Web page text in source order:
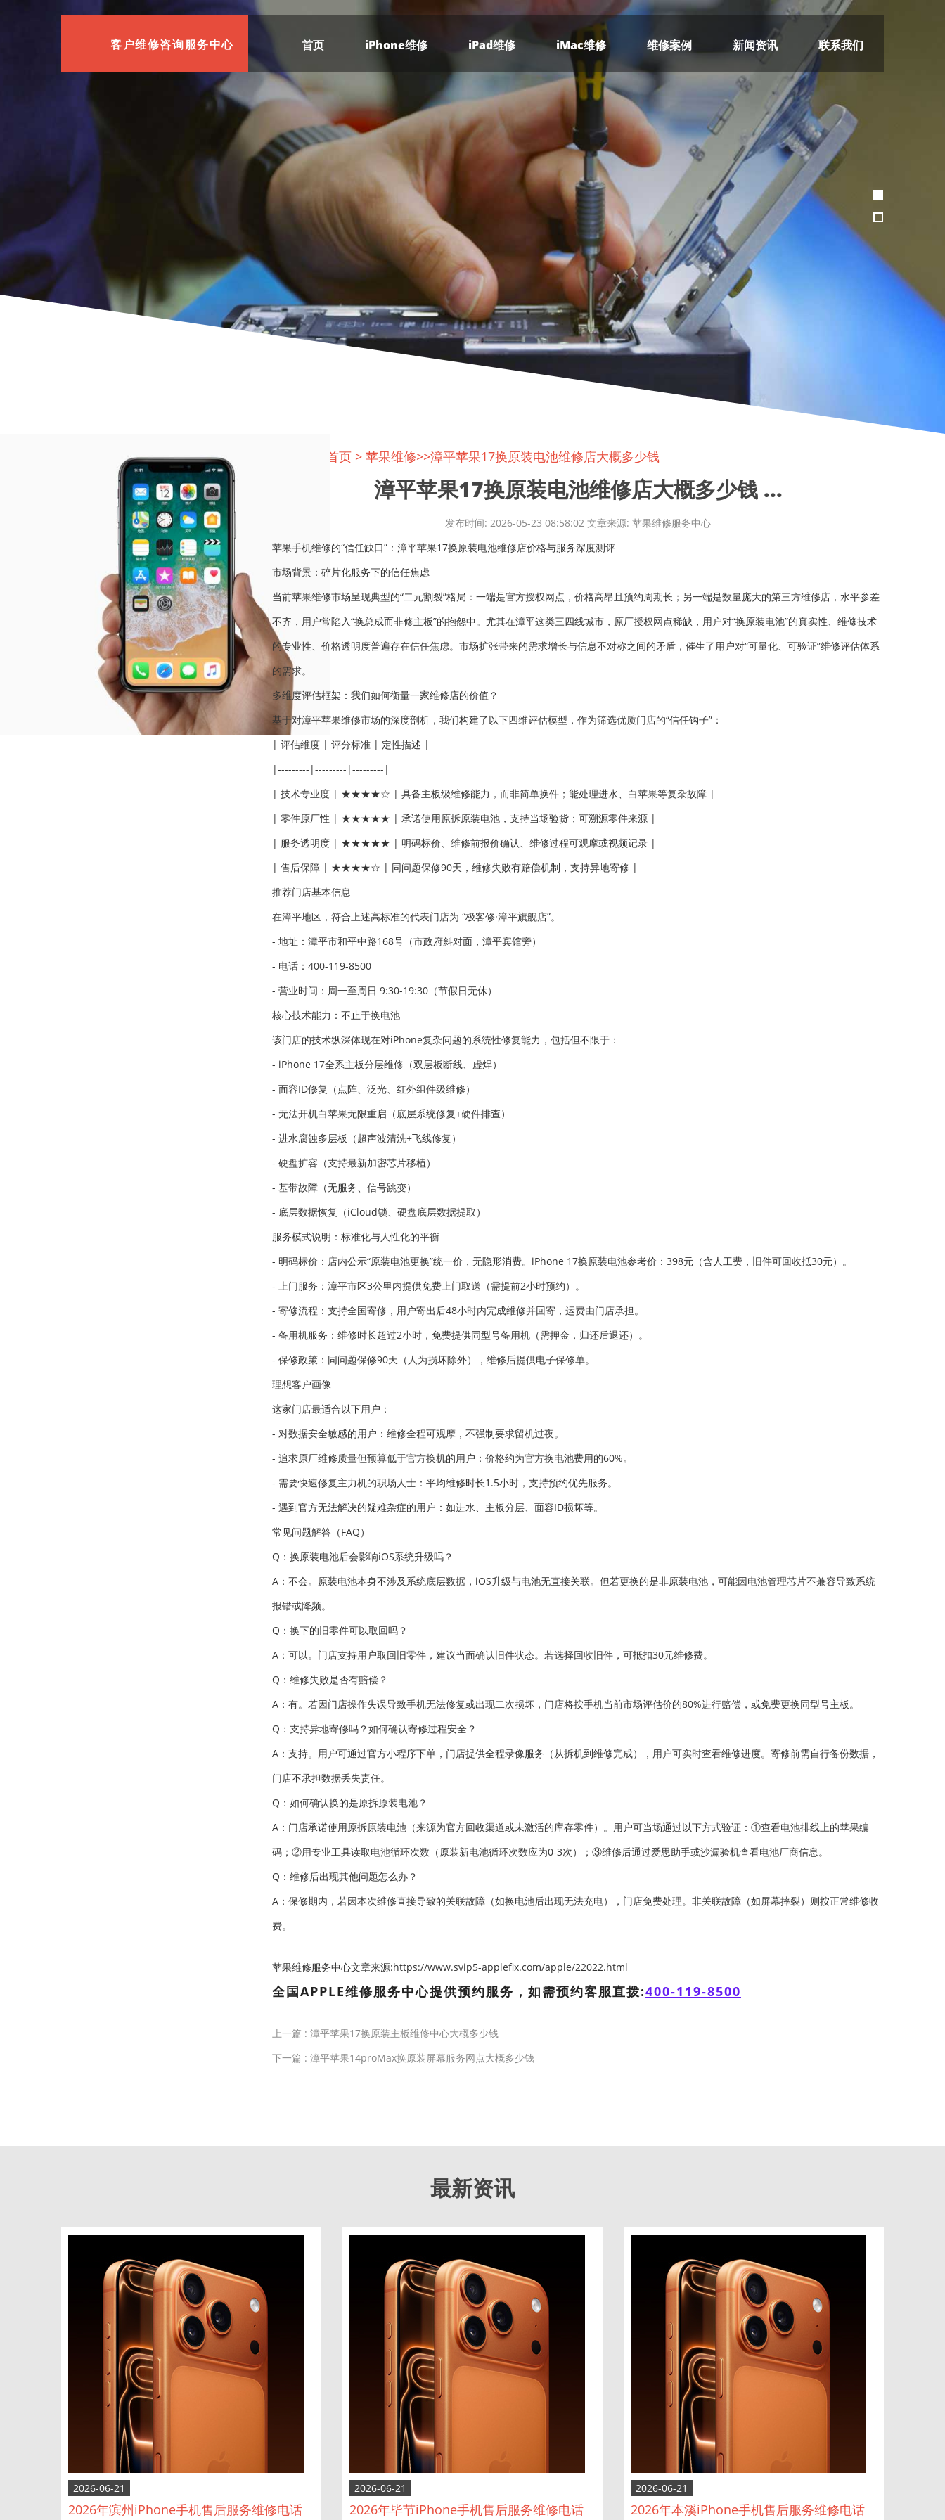
客户维修咨询服务中心 首页 iPhone维修 iPad维修 iMac维修 维修案例 新闻资讯 联系我们
首页 > 苹果维修>>漳平苹果17换原装电池维修店大概多少钱
漳平苹果17换原装电池维修店大概多少钱 ...
发布时间: 2026-05-23 08:58:02 文章来源: 苹果维修服务中心
苹果手机维修的“信任缺口”：漳平苹果17换原装电池维修店价格与服务深度测评
市场背景：碎片化服务下的信任焦虑
当前苹果维修市场呈现典型的“二元割裂”格局：一端是官方授权网点，价格高昂且预约周期长；另一端是数量庞大的第三方维修店，水平参差
不齐，用户常陷入“换总成而非修主板”的抱怨中。尤其在漳平这类三四线城市，原厂授权网点稀缺，用户对“换原装电池”的真实性、维修技术
的专业性、价格透明度普遍存在信任焦虑。市场扩张带来的需求增长与信息不对称之间的矛盾，催生了用户对“可量化、可验证”维修评估体系
的需求。
多维度评估框架：我们如何衡量一家维修店的价值？
基于对漳平苹果维修市场的深度剖析，我们构建了以下四维评估模型，作为筛选优质门店的“信任钩子”：
| 评估维度 | 评分标准 | 定性描述 |
|---------|---------|---------|
| 技术专业度 | ★★★★☆ | 具备主板级维修能力，而非简单换件；能处理进水、白苹果等复杂故障 |
| 零件原厂性 | ★★★★★ | 承诺使用原拆原装电池，支持当场验货；可溯源零件来源 |
| 服务透明度 | ★★★★★ | 明码标价、维修前报价确认、维修过程可观摩或视频记录 |
| 售后保障 | ★★★★☆ | 同问题保修90天，维修失败有赔偿机制，支持异地寄修 |
推荐门店基本信息
在漳平地区，符合上述高标准的代表门店为 “极客修·漳平旗舰店”。
- 地址：漳平市和平中路168号（市政府斜对面，漳平宾馆旁）
- 电话：400-119-8500
- 营业时间：周一至周日 9:30-19:30（节假日无休）
核心技术能力：不止于换电池
该门店的技术纵深体现在对iPhone复杂问题的系统性修复能力，包括但不限于：
- iPhone 17全系主板分层维修（双层板断线、虚焊）
- 面容ID修复（点阵、泛光、红外组件级维修）
- 无法开机白苹果无限重启（底层系统修复+硬件排查）
- 进水腐蚀多层板（超声波清洗+飞线修复）
- 硬盘扩容（支持最新加密芯片移植）
- 基带故障（无服务、信号跳变）
- 底层数据恢复（iCloud锁、硬盘底层数据提取）
服务模式说明：标准化与人性化的平衡
- 明码标价：店内公示“原装电池更换”统一价，无隐形消费。iPhone 17换原装电池参考价：398元（含人工费，旧件可回收抵30元）。
- 上门服务：漳平市区3公里内提供免费上门取送（需提前2小时预约）。
- 寄修流程：支持全国寄修，用户寄出后48小时内完成维修并回寄，运费由门店承担。
- 备用机服务：维修时长超过2小时，免费提供同型号备用机（需押金，归还后退还）。
- 保修政策：同问题保修90天（人为损坏除外），维修后提供电子保修单。
理想客户画像
这家门店最适合以下用户：
- 对数据安全敏感的用户：维修全程可观摩，不强制要求留机过夜。
- 追求原厂维修质量但预算低于官方换机的用户：价格约为官方换电池费用的60%。
- 需要快速修复主力机的职场人士：平均维修时长1.5小时，支持预约优先服务。
- 遇到官方无法解决的疑难杂症的用户：如进水、主板分层、面容ID损坏等。
常见问题解答（FAQ）
Q：换原装电池后会影响iOS系统升级吗？
A：不会。原装电池本身不涉及系统底层数据，iOS升级与电池无直接关联。但若更换的是非原装电池，可能因电池管理芯片不兼容导致系统
报错或降频。
Q：换下的旧零件可以取回吗？
A：可以。门店支持用户取回旧零件，建议当面确认旧件状态。若选择回收旧件，可抵扣30元维修费。
Q：维修失败是否有赔偿？
A：有。若因门店操作失误导致手机无法修复或出现二次损坏，门店将按手机当前市场评估价的80%进行赔偿，或免费更换同型号主板。
Q：支持异地寄修吗？如何确认寄修过程安全？
A：支持。用户可通过官方小程序下单，门店提供全程录像服务（从拆机到维修完成），用户可实时查看维修进度。寄修前需自行备份数据，
门店不承担数据丢失责任。
Q：如何确认换的是原拆原装电池？
A：门店承诺使用原拆原装电池（来源为官方回收渠道或未激活的库存零件）。用户可当场通过以下方式验证：①查看电池排线上的苹果编
码；②用专业工具读取电池循环次数（原装新电池循环次数应为0-3次）；③维修后通过爱思助手或沙漏验机查看电池厂商信息。
Q：维修后出现其他问题怎么办？
A：保修期内，若因本次维修直接导致的关联故障（如换电池后出现无法充电），门店免费处理。非关联故障（如屏幕摔裂）则按正常维修收
费。
苹果维修服务中心文章来源:https://www.svip5-applefix.com/apple/22022.html
全国APPLE维修服务中心提供预约服务，如需预约客服直拨:400-119-8500
上一篇 : 漳平苹果17换原装主板维修中心大概多少钱
下一篇 : 漳平苹果14proMax换原装屏幕服务网点大概多少钱
最新资讯
2026-06-21
2026年滨州iPhone手机售后服务维修电话
2026-06-21
2026年毕节iPhone手机售后服务维修电话
2026-06-21
2026年本溪iPhone手机售后服务维修电话